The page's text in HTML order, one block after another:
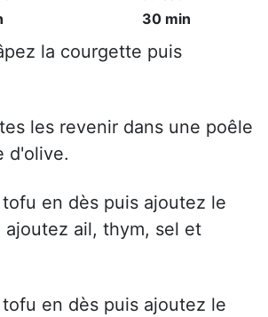
30 min
la courgette puis
les revenir dans une poêle
d'olive.
en dès puis ajoutez le
ajoutez ail, thym, sel et
en dès puis ajoutez le